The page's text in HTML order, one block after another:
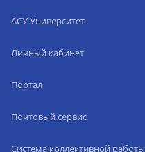
АСУ Университет
Личный кабинет
Портал
Почтовый сервис
Система коллективной работы